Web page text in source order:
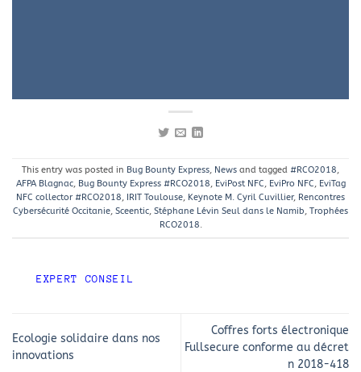
This entry was posted in Bug Bounty Express, News and tagged #RCO2018,
AFPA Blagnac, Bug Bounty Express #RCO2018, EviPost NFC, EviPro NFC, EviTag
NFC collector #RCO2018, IRIT Toulouse, Keynote M. Cyril Cuvillier, Rencontres
Cybersécurité Occitanie, Sceentic, Stéphane Lévin Seul dans le Namib, Trophées
RCO2018.
EXPERT CONSEIL
Ecologie solidaire dans nos
innovations
Coffres forts électronique
Fullsecure conforme au décret
n 2018-418